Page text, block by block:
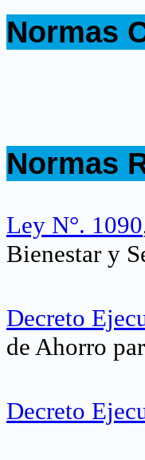
Normas
Normas
Ley N°. 1090
Bienestar y
Decreto
de Ahorro
Decreto